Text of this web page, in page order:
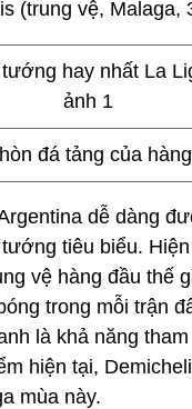
(trung vệ, Malaga,
đá tảng của
dễ dàng
tiêu biểu.
vệ hàng đầu thế
trong mỗi trận
là khả năng
hiện tại,
mùa này.